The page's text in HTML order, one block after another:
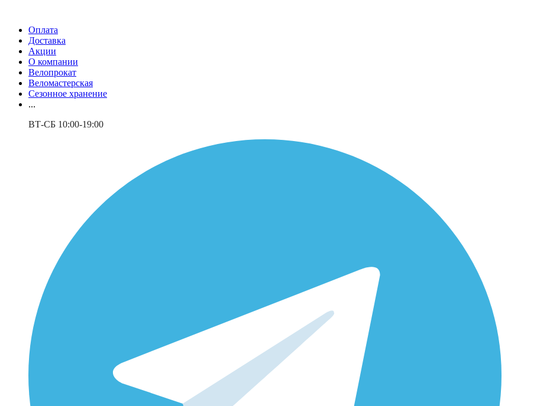
Оплата
Доставка
Акции
О компании
Велопрокат
Веломастерская
Сезонное хранение
...
ВТ-СБ 10:00-19:00